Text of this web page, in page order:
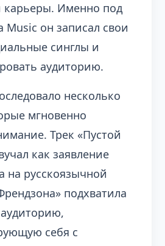
карьеры. Именно под
Music он записал свои
синглы и
аудиторию.
несколько
мгновенно
Трек «Пустой
как заявление
на русскоязычной
подхватила
себя с